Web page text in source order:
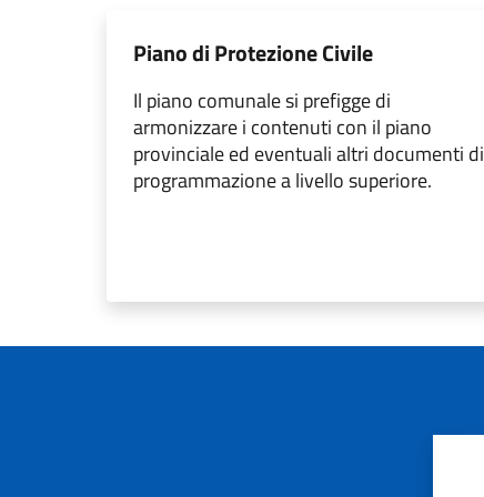
Piano di Protezione Civile
Il piano comunale si prefigge di
armonizzare i contenuti con il piano
provinciale ed eventuali altri documenti di
programmazione a livello superiore.